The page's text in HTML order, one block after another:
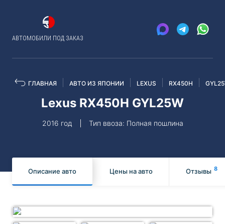
АВТОМОБИЛИ ПОД ЗАКАЗ
ГЛАВНАЯ АВТО ИЗ ЯПОНИИ LEXUS RX450H
Lexus RX450H GYL25W
2016 год Тип ввоза: Полная пошлина
Описание авто Цены на авто Отзывы 8